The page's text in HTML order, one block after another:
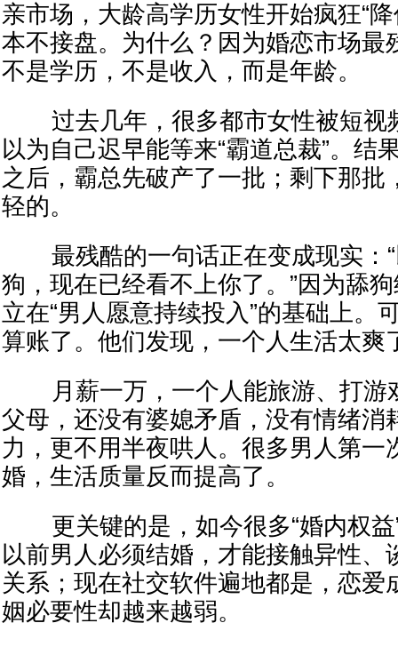
亲市场，大龄高学历女性开始疯狂“
本不接盘。为什么？因为婚恋市场最
不是学历，不是收入，而是年龄。
过去几年，很多都市女性被短视
以为自己迟早能等来“霸道总裁”。结
之后，霸总先破产了一批；剩下那批
轻的。
最残酷的一句话正在变成现实：“
狗，现在已经看不上你了。”因为舔
立在“男人愿意持续投入”的基础上。
算账了。他们发现，一个人生活太爽
月薪一万，一个人能旅游、打游
父母，还没有婆媳矛盾，没有情绪消
力，更不用半夜哄人。很多男人第一
婚，生活质量反而提高了。
更关键的是，如今很多“婚内权益
以前男人必须结婚，才能接触异性、
关系；现在社交软件遍地都是，恋爱
姻必要性却越来越弱。